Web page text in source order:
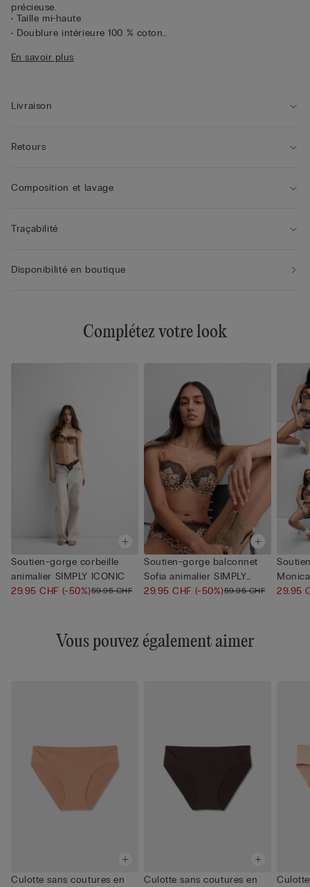
précieuse.
• Taille mi-haute
• Doublure intérieure 100 % coton
• La mannequin mesure 1,75 m et porte une taille S
En savoir plus
Livraison
Retours
Composition et lavage
Traçabilité
Disponibilité en boutique
Complétez votre look
Soutien-gorge corbeille
animalier SIMPLY ICONIC
29.95 CHF (-50%)59.95 CHF
Soutien-gorge balconnet
Sofia animalier SIMPLY
ICO...
29.95 CHF (-50%)59.95 CHF
ICON...
29.95
Vous pouvez également aimer
Culotte sans coutures en
Culotte sans coutures en